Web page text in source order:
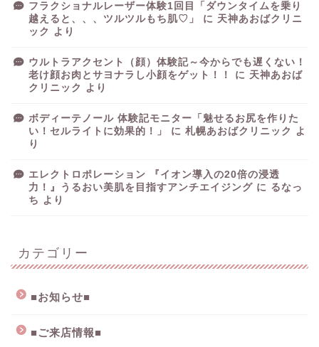
フラクショナルレーザー体験1回目「ダウンタイムを乗り
越えると、、、ツルツルもち肌♡」
に 天神あおばクリニ
ック より
ウルトラアクセント（顔）体験記～今からでも遅くない！
老け顔お肉とサヨナラし小顔をゲット！！
に 天神あおば
クリニック より
ボディーテノール 体験記モニター「魅せるお尻を作りた
い！セルライトに効果的！」
に 札幌あおばクリニック よ
り
エレクトロポレーション 『イオン導入の20倍の浸透
力！』うるおい美肌を目指すアンチエイジング に るなっ
ち より
カテゴリー
■お知らせ■
■ご来店情報■